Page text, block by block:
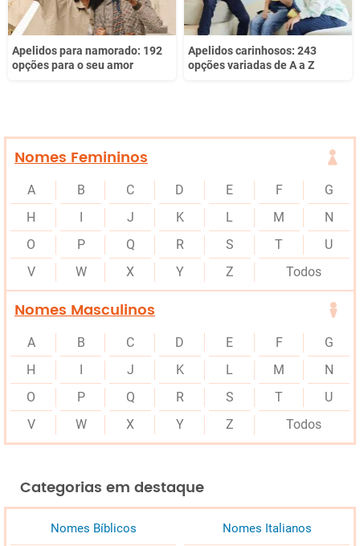
Apelidos para namorado: 192
opções para o seu amor
Apelidos carinhosos: 243
opções variadas de A a Z
Nomes Femininos
A B C D E F
G
H
I J K L M
N
O
P Q R S T
U
V
W X Y Z Todos
Nomes Masculinos
A B C D E F
G
H
I J K L M
N
O
P Q R S T
U
V
W X Y Z Todos
Categorias em destaque
Nomes Bíblicos Nomes Italianos